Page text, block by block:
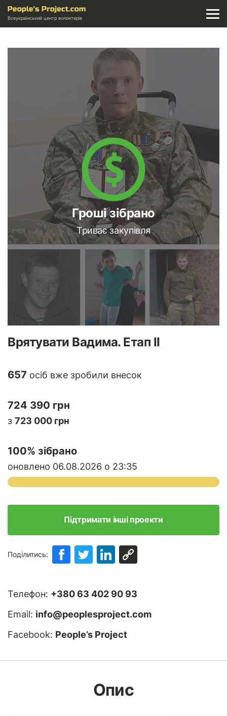
Всеукраїнський центр волонтерів
Гроші зібрано
Триває закупівля
Врятувати Вадима. Етап ІІ
657 осіб вже зробили внесок
724 390 грн
з 723 000 грн
100% зібрано
оновлено 06.08.2026 о 23:35
Підтримати інші проекти
Поділитись:
Телефон: +380 63 402 90 93
Email: info@peoplesproject.com
Facebook: People’s Project
Опис